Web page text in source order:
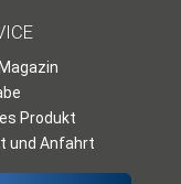
Produkt
und Anfahrt